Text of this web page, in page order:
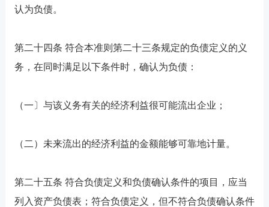
认为负债。
第二十四条 符合本准则第二十三条规定的负债定义的义
务，在同时满足以下条件时，确认为负债：
（一〕与该义务有关的经济利益很可能流出企业；
（二）未来流出的经济利益的金额能够可靠地计量。
第二十五条 符合负债定义和负债确认条件的项目，应当
列入资产负债表；符合负债定义，但不符合负债确认条件